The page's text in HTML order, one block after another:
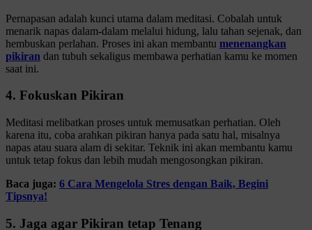
Pernapasan adalah kunci utama dalam meditasi. Cobalah untuk
menarik napas dalam-dalam melalui hidung, lalu tahan sejenak, dan
hembuskan perlahan. Proses ini akan membantu menenangkan
pikiran dan tubuh sekaligus membawa perhatian kamu ke momen
saat ini.
4. Fokuskan Pikiran
Meditasi melibatkan proses untuk memusatkan perhatian. Oleh
karena itu, coba arahkan pikiran hanya pada satu hal, misalnya
napas atau suara alam di sekitar. Teknik ini akan membantu kamu
untuk tetap fokus dan lebih mudah mengosongkan pikiran.
Baca juga: 6 Cara Mengelola Stres dengan Baik, Begini
Tipsnya!
5. Jaga agar Pikiran tetap Tenang